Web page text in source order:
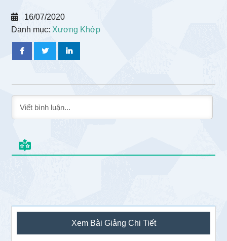
16/07/2020
Danh mục: Xương Khớp
Sidebar
chính
Xem Bài Giảng Chi Tiết